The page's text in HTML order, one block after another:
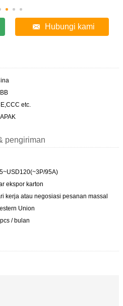
Hubungi kami
etc.
pengiriman
95A)
ekspor karton
kerja atau negosiasi pesanan massal
Union
/ bulan